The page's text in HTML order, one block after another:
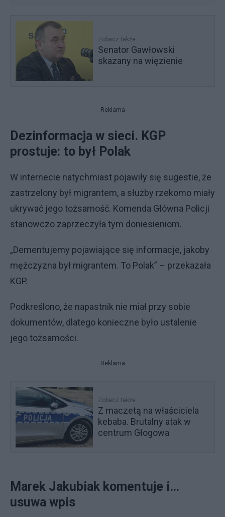
Zobacz także
Senator Gawłowski
skazany na więzienie
Reklama
Dezinformacja w sieci. KGP
prostuje: to był Polak
W internecie natychmiast pojawiły się sugestie, że
zastrzelony był migrantem, a służby rzekomo miały
ukrywać jego tożsamość. Komenda Główna Policji
stanowczo zaprzeczyła tym doniesieniom.
„Dementujemy pojawiające się informacje, jakoby
mężczyzna był migrantem. To Polak” – przekazała
KGP.
Podkreślono, że napastnik nie miał przy sobie
dokumentów, dlatego konieczne było ustalenie
jego tożsamości.
Reklama
Zobacz także
Z maczetą na właściciela
kebaba. Brutalny atak w
centrum Głogowa
Marek Jakubiak komentuje i…
usuwa wpis